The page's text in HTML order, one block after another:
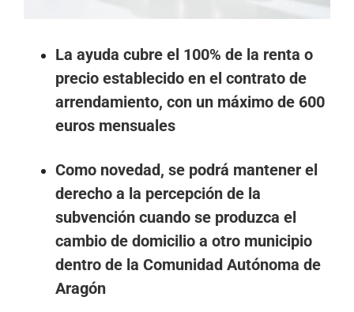
La ayuda cubre el 100% de la renta o
precio establecido en el contrato de
arrendamiento, con un máximo de 600
euros mensuales
Como novedad, se podrá mantener el
derecho a la percepción de la
subvención cuando se produzca el
cambio de domicilio a otro municipio
dentro de la Comunidad Autónoma de
Aragón